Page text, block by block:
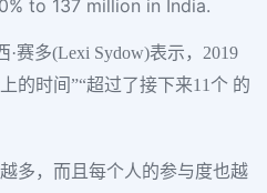
to 137 million in India.
赛多(Lexi Sydow)表示，2019
的时间”“超过了接下来11个 的
多，而且每个人的参与度也越